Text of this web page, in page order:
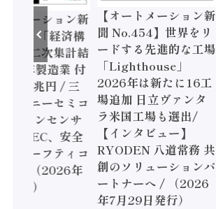
トメーション新
】「経済構
調査二次集計結
年製造業 付
額86兆円 / 三
とソニーセミコ
ジョンセンサ
/ IDEC、安全
すセーフティコ
ーラ（2026年
発行）
【オートメーション新
聞 No.454】世界をリ
ードする先進的な工場
「Lighthouse」
2026年は新たに16工
場追加 日立ヴァンタ
ラ米国工場も選出/
【インタビュー】
RYODEN 八道常務 共
創のソリューションパ
ートナーへ / （2026
年7月29日発行）